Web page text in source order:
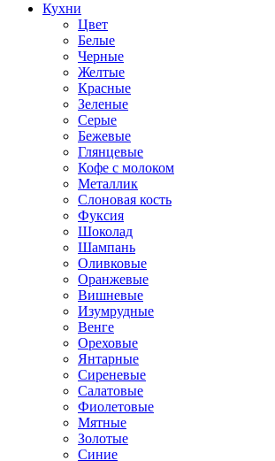
Кухни
Цвет
Белые
Черные
Желтые
Красные
Зеленые
Серые
Бежевые
Глянцевые
Кофе с молоком
Металлик
Слоновая кость
Фуксия
Шоколад
Шампань
Оливковые
Оранжевые
Вишневые
Изумрудные
Венге
Ореховые
Янтарные
Сиреневые
Салатовые
Фиолетовые
Мятные
Золотые
Синие